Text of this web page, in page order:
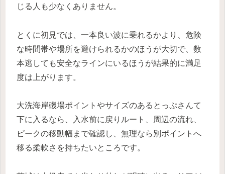
じる人も少なくありません。
とくに初見では、一本良い波に乗れるかより、危険
な時間帯や場所を避けられるかのほうが大切で、数
本逃しても安全なラインにいるほうが結果的に満足
度は上がります。
大洗海岸磯場ポイントやサイズのあるとっぷさんて
下に入るなら、入水前に戻りルート、周辺の流れ、
ピークの移動幅まで確認し、無理なら別ポイントへ
移る柔軟さを持ちたいところです。